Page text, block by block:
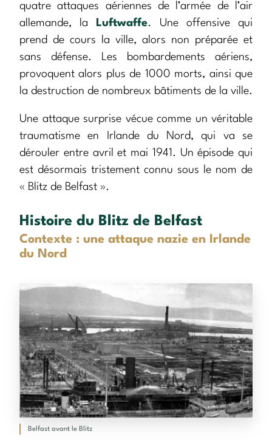
quatre attaques aériennes de l’armée de l’air
allemande, la
Luftwaffe. Une offensive qui
prend de cours la ville, alors non préparée et
sans défense. Les bombardements aériens,
provoquent alors plus de 1000 morts, ainsi que
la destruction de nombreux bâtiments de la ville.
Une attaque surprise vécue comme un véritable
traumatisme en Irlande du Nord, qui va se
dérouler entre avril et mai 1941. Un épisode qui
est désormais tristement connu sous le nom de
« Blitz de Belfast ».
Histoire du Blitz de Belfast
Contexte : une attaque nazie en Irlande
du Nord
Belfast avant le Blitz